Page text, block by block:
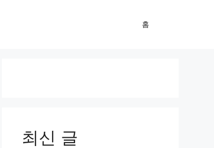
홈
최신 글